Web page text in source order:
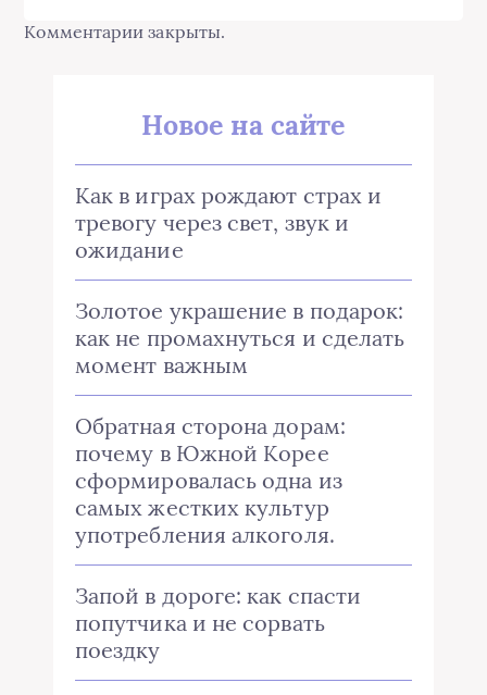
Комментарии закрыты.
Новое на сайте
Как в играх рождают страх и
тревогу через свет, звук и
ожидание
Золотое украшение в подарок:
как не промахнуться и сделать
момент важным
Обратная сторона дорам:
почему в Южной Корее
сформировалась одна из
самых жестких культур
употребления алкоголя.
Запой в дороге: как спасти
попутчика и не сорвать
поездку